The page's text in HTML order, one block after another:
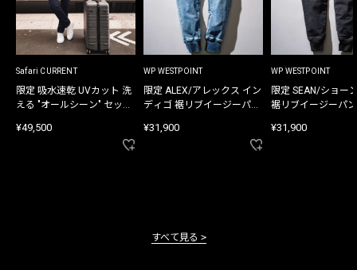
Safari CURRENT
限定 吸水速乾 UVカット 洗
える "オールシーン" セット
¥49,500
WP WESTPOINT
限定 ALEX/アレックス イン
ディゴ 裾リブイージーパン
¥31,900
WP WESTPOINT
限定 SEAN/ショー
裾リブイージーパ
¥31,900
すべて見る